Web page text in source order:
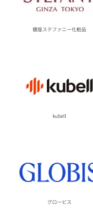
銀座ステファニー化粧品
kubell
グロービス